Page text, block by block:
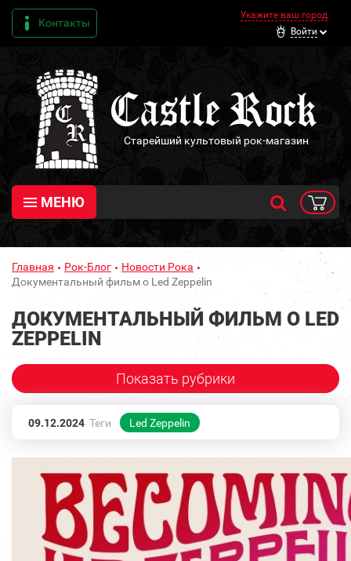
Контакты
Укажите ваш город
Войти
Старейший культовый рок-магазин
МЕНЮ
Главная Рок-Блог
Новости Рока
Документальный фильм о Led Zeppelin
ДОКУМЕНТАЛЬНЫЙ ФИЛЬМ О LED
ZEPPELIN
Показать рубрики
09.12.2024 Теги Led Zeppelin